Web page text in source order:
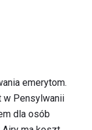
emerytom.
w Pensylwanii
dla osób